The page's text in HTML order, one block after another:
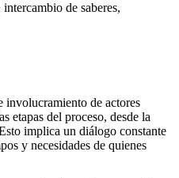
de saberes,
involucramiento de actores
etapas del proceso, desde la
implica un diálogo constante
y necesidades de quienes